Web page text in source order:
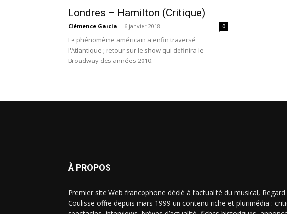
Londres – Hamilton (Critique)
Clémence Garcia - 6 janvier 2018 0
Le phénomème américain a enfin traversé
l'Atlantique ; retour sur le show qui définira le
Broadway des années 2010.
À PROPOS
Premier site Web francophone dédié à l’actualité du musical, Regard
Coulisse offre depuis mars 1999 un contenu riche et plurimédia :